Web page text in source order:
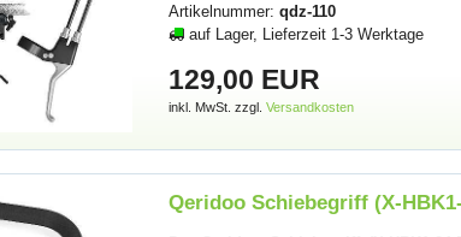
Artikelnummer:qdz-110
auf Lager, Lieferzeit 1-3 Werktage
129,00 EUR
inkl. MwSt. zzgl.Versandkosten
Qeridoo Schiebegriff (X-